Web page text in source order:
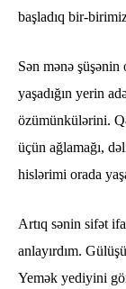
başladıq bir-
Sən mənə
yaşadığın yerin
özümünkülərini.
üçün ağlamağı,
hislərimi orada
Artıq sənin sifət
anlayırdım.
Yemək yediyini